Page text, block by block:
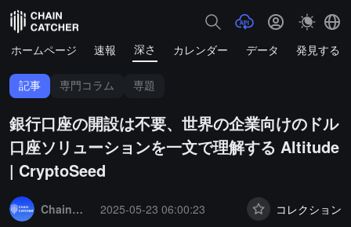
ホームページ 速報 深さ カレンダー データ 発見する
記事 専門コラム 専題
銀行口座の開設は不要、世界の企業向けのドル
口座ソリューションを一文で理解する Altitude
| CryptoSeed
ChainCatcher セレクション
2025-05-23 06:00:23 コレクション